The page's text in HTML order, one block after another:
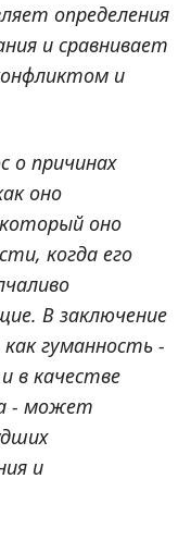
определения
и сравнивает
и
о причинах
оно
оно
когда его
В заключение
гуманность -
в качестве
- может
и